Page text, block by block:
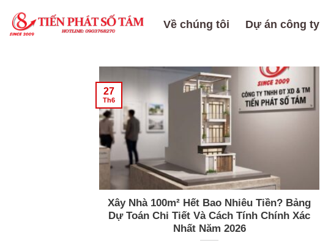
content
Về chúng tôi Dự án công ty
Xây Nhà 100m² Hết Bao Nhiêu Tiền? Bảng
Dự Toán Chi Tiết Và Cách Tính Chính Xác
Nhất Năm 2026
27
Th6